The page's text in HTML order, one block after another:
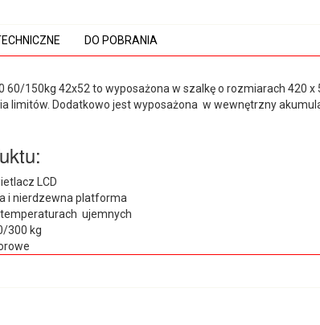
DO POBRANIA
60/150kg 42x52 to wyposażona w szalkę o rozmiarach 420
limitów. Dodatkowo jest wyposażona w wewnętrzny
LCD
i nierdzewna platforma
ujemnych
300 kg